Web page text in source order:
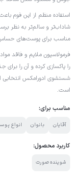
استفاده منظم از این فوم
شاداب‌تر و سالم‌تر به نظر
مناسب برای پوست‌های
فرمولاسیون ملایم و فاقد
را پاکسازی کرده و آن را
شستشوی ادورامکس انتخابی
است.
مناسب برای:
آقایان بانوان انواع
کاربرد محصول:
شوینده صورت